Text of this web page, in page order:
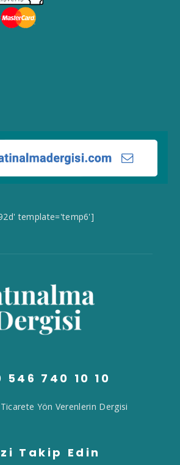
template='temp6']
546 740 10 10
Yön Verenlerin Dergisi
Takip Edin